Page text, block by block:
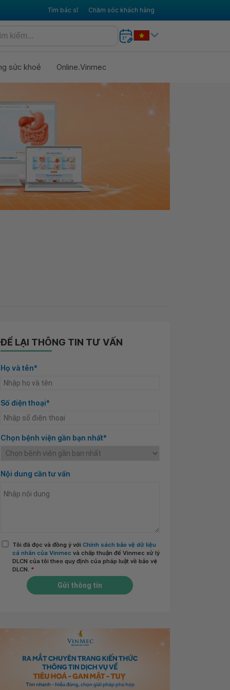
Tìm bác sĩ Chăm sóc khách hàng
sức khoẻ Online.Vinmec
ĐỂ LẠI THÔNG TIN TƯ VẤN
Họ và tên*
Số điện thoại*
Chọn bệnh viện gần bạn nhất*
Nội dung cần tư vấn
Tôi đã đọc và đồng ý với Chính sách bảo vệ dữ liệu
cá nhân của Vinmec và chấp thuận để Vinmec xử lý
DLCN của tôi theo quy định của pháp luật về bảo vệ
DLCN. *
Gửi thông tin